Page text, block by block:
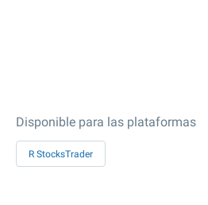
Disponible para las plataformas
R StocksTrader